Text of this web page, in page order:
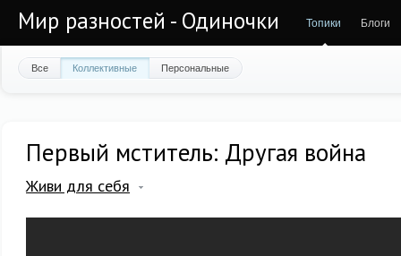
Мир разностей - Одиночки Топики Блоги
Все Коллективные Персональные
Первый мститель: Другая война
Живи для себя